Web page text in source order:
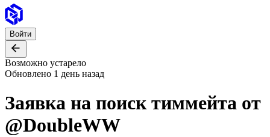
Войти
Возможно устарело
Обновлено 1 день назад
Заявка на поиск тиммейта от
@DoubleWW